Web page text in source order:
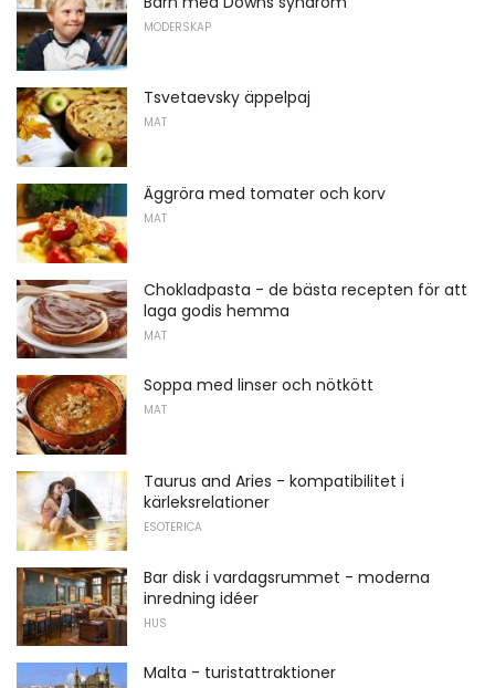
MODERSKAP
Tsvetaevsky äppelpaj
MAT
Äggröra med tomater och korv
MAT
Chokladpasta - de bästa recepten för att
laga godis hemma
MAT
Soppa med linser och nötkött
MAT
Taurus and Aries - kompatibilitet i
kärleksrelationer
ESOTERICA
Bar disk i vardagsrummet - moderna
inredning idéer
HUS
Malta - turistattraktioner